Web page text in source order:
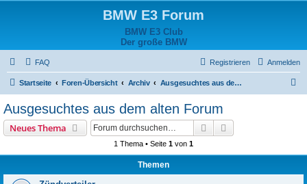
BMW E3 Forum
BMW E3 Club
Der große BMW
FAQ Anmelden
Registrieren
Startseite Foren-Übersicht Archiv Ausgesuchtes aus dem alten Forum
Ausgesuchtes aus dem alten Forum
Neues Thema Suche
1 Thema • Seite 1 von 1
Themen